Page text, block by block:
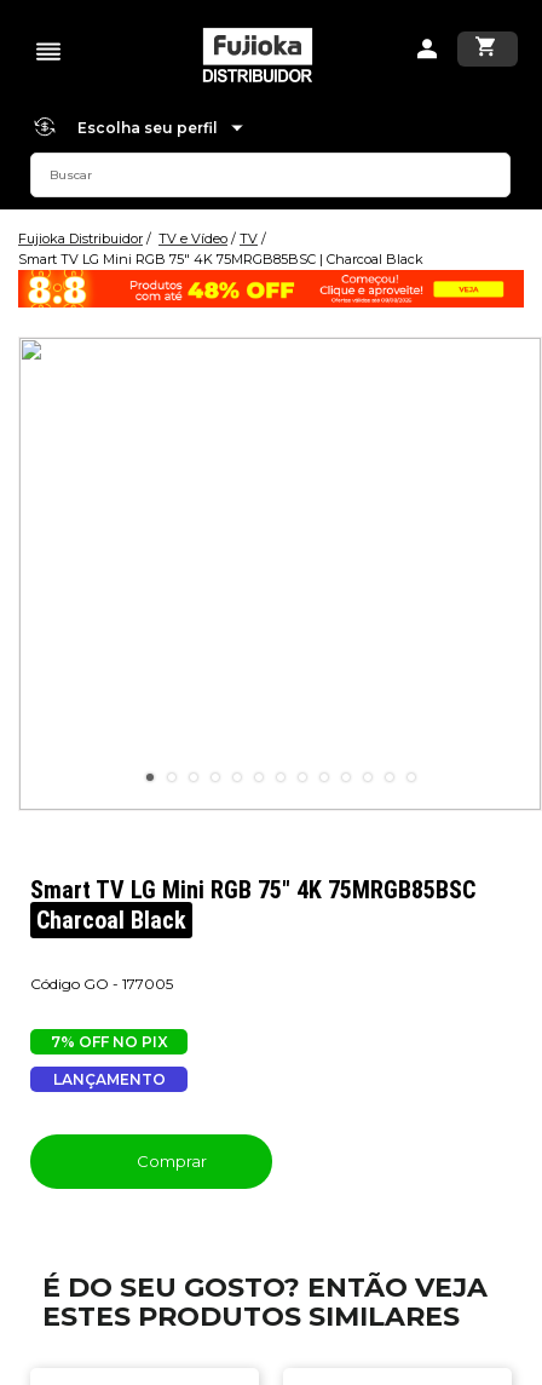
Escolha seu perfil
Fujioka Distribuidor TV e Vídeo
TV
Smart TV LG Mini RGB 75" 4K 75MRGB85BSC | Charcoal Black
Smart TV LG Mini RGB 75" 4K 75MRGB85BSC
Charcoal Black
GO - 177005
7% OFF NO PIX
LANÇAMENTO
Comprar
É DO SEU GOSTO? ENTÃO VEJA
ESTES PRODUTOS SIMILARES